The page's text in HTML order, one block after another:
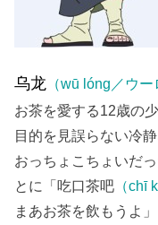
乌龙 （wū lóng／ウー
お茶を愛する12歳の
目的を見誤らない冷
おっちょこちょいだ
とに「吃口茶吧 （chī
まあお茶を飲もうよ